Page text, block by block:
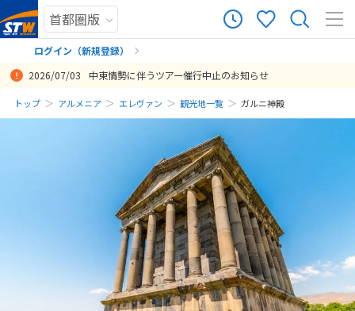
ログイン（新規登録）
まだ履歴がありません
まだ登録がありません
2026/07/03 中東情勢に伴うツアー催行中止のお知らせ
トップ アルメニア エレヴァン 観光地一覧 ガルニ神殿